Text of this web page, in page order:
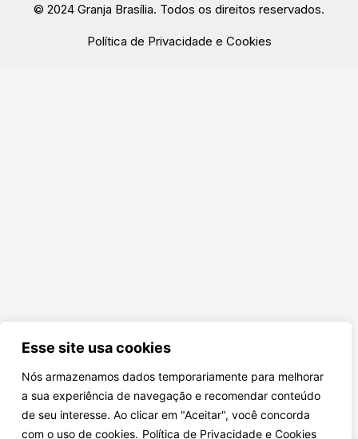
Esse site usa cookies
Nós armazenamos dados temporariamente para melhorar
a sua experiência de navegação e recomendar conteúdo
de seu interesse. Ao clicar em "Aceitar", você concorda
com o uso de cookies. Política de Privacidade e Cookies
© 2024 Granja Brasília. Todos os direitos reservados.
Política de Privacidade e Cookies